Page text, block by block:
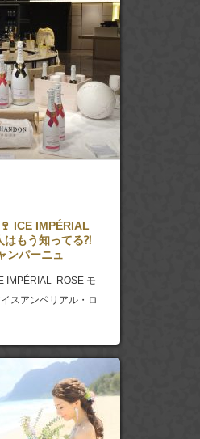
ICE IMPÉRIAL
もう知ってる⁈
ンパーニュ
IMPÉRIAL ROSE モ
スアンペリアル・ロ